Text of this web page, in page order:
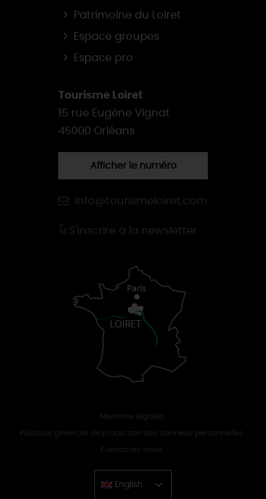
Patrimoine du Loiret
Espace groupes
Espace pro
Tourisme Loiret
15 rue Eugène Vignat
45000 Orléans
Afficher le numéro
info@tourismeloiret.com
S'inscrire à la newsletter
Mentions légales
Politique générale de protection des données personnelles
Contactez-nous
English